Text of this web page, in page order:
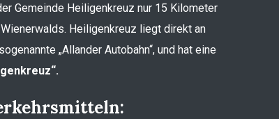
Gemeinde Heiligenkreuz nur 15 Kilometer
Heiligenkreuz liegt direkt an
„Allander Autobahn“, und hat eine